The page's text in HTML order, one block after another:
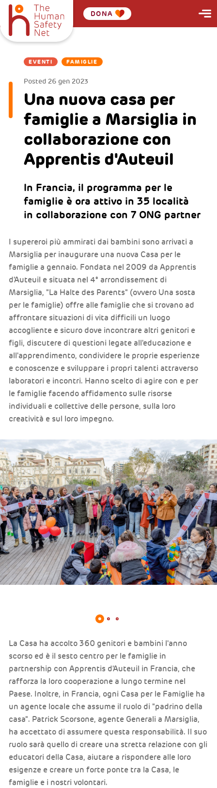
DONA
EVENTI FAMIGLIE
Posted 26 gen 2023
Una nuova casa per
famiglie a Marsiglia in
collaborazione con
Apprentis d'Auteuil
In Francia, il programma per le
famiglie è ora attivo in 35 località
in collaborazione con 7 ONG partner
I supereroi più ammirati dai bambini sono arrivati a
Marsiglia per inaugurare una nuova Casa per le
famiglie a gennaio. Fondata nel 2009 da Apprentis
d'Auteuil e situata nel 4° arrondissement di
Marsiglia, "La Halte des Parents" (ovvero Una sosta
per le famiglie) offre alle famiglie che si trovano ad
affrontare situazioni di vita difficili un luogo
accogliente e sicuro dove incontrare altri genitori e
figli, discutere di questioni legate all'educazione e
all'apprendimento, condividere le proprie esperienze
e conoscenze e sviluppare i propri talenti attraverso
laboratori e incontri. Hanno scelto di agire con e per
le famiglie facendo affidamento sulle risorse
individuali e collettive delle persone, sulla loro
creatività e sul loro impegno.
La Casa ha accolto 360 genitori e bambini l'anno
scorso ed è il sesto centro per le famiglie in
partnership con Apprentis d'Auteuil in Francia, che
rafforza la loro cooperazione a lungo termine nel
Paese. Inoltre, in Francia, ogni Casa per le Famiglie ha
un agente locale che assume il ruolo di "padrino della
casa". Patrick Scorsone, agente Generali a Marsiglia,
ha accettato di assumere questa responsabilità. Il suo
ruolo sarà quello di creare una stretta relazione con gli
educatori della Casa, aiutare a rispondere alle loro
esigenze e creare un forte ponte tra la Casa, le
famiglie e i nostri volontari.